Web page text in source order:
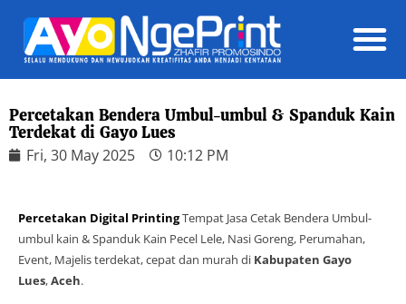
Percetakan Bendera Umbul-umbul & Spanduk Kain
Terdekat di Gayo Lues
Fri, 30 May 2025 10:12 PM
Percetakan Digital PrintingTempat Jasa Cetak Bendera Umbul-
umbul kain & Spanduk Kain Pecel Lele, Nasi Goreng, Perumahan,
Event, Majelis terdekat, cepat dan murah di Kabupaten Gayo
Lues,Aceh.